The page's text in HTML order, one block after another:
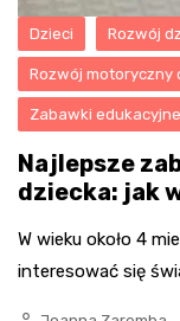
Dzieci Rozwój
Rozwój motoryczny
Zabawki edukacyjne
Najlepsze
dziecka: jak
W wieku około 4
interesować się